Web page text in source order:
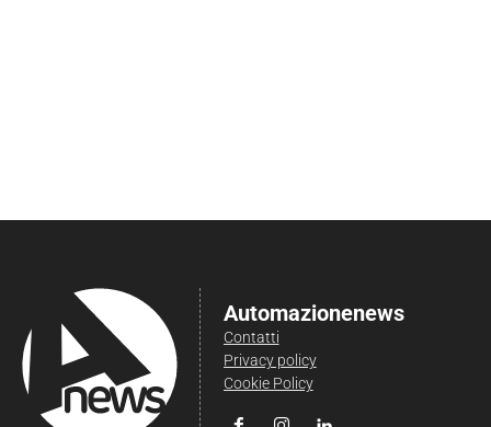
Automazionenews
Contatti
Privacy policy
Cookie Policy